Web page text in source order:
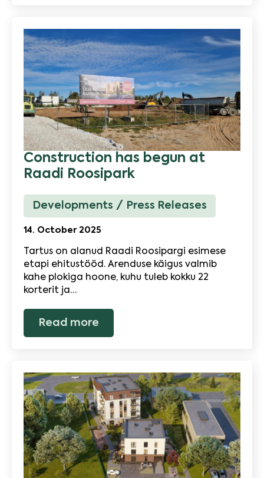
Construction has begun at
Raadi Roosipark
14. October 2025
Developments Press Releases
Tartus on alanud Raadi Roosipargi esimese
etapi ehitustööd. Arenduse käigus valmib
kahe plokiga hoone, kuhu tuleb kokku 22
korterit ja…
Read more